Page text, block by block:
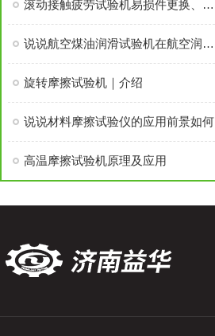
滚动接触疲劳试验机易损件更换、数据溯源的技巧
说说航空煤油润滑试验机在航空润滑领域的重要作用
旋转摩擦试验机｜介绍
说说材料摩擦试验仪的应用前景如何
高温摩擦试验机原理及应用